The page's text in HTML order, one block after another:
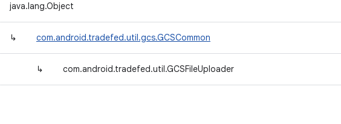
java.lang.Object
↳ com.android.tradefed.util.gcs.GCSCommon
↳ com.android.tradefed.util.GCSFileUploader